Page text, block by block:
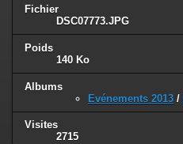
Fichier
DSC07773.JPG
Poids
140 Ko
Albums
Evénements 2013 /
Visites
2715